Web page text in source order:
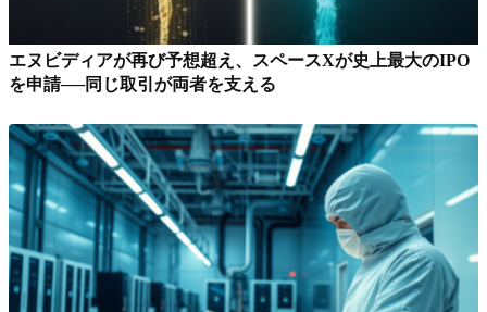
エヌビディアが再び予想超え、スペースXが史上最大のIPO
を申請──同じ取引が両者を支える